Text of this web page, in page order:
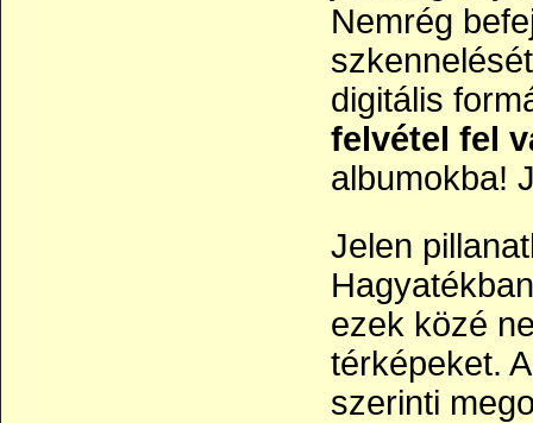
Nemrég
digitális
felvétel fel
albumokba!
Jelen
ezek közé
térképeket.
szerinti